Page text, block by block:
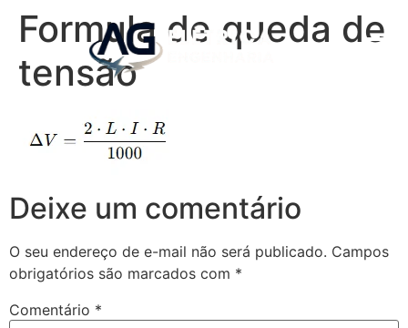
Formula de queda de
tensão
Deixe um comentário
O seu endereço de e-mail não será publicado. Campos
obrigatórios são marcados com *
Comentário *